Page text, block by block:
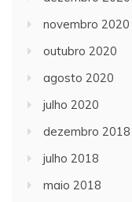
novembro 2020
outubro 2020
agosto 2020
julho 2020
dezembro 2018
julho 2018
maio 2018